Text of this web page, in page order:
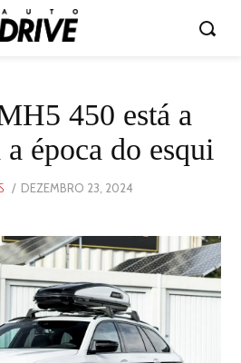
450 está a
época do esqui
POSTED
DEZEMBRO 23, 2024